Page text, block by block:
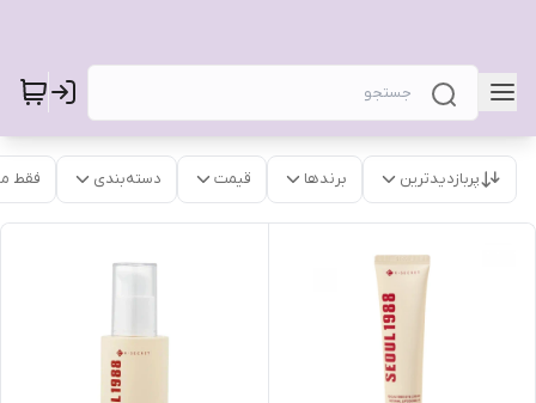
پربازدیدترین برندها قیمت دسته‌بندی فقط